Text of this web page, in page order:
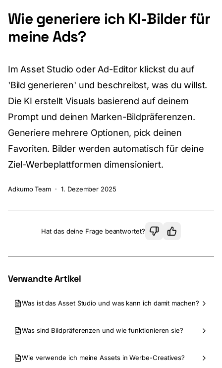
Wie generiere ich KI-Bilder für
meine Ads?
Im Asset Studio oder Ad-Editor klickst du auf
'Bild generieren' und beschreibst, was du willst.
Die KI erstellt Visuals basierend auf deinem
Prompt und deinen Marken-Bildpräferenzen.
Generiere mehrere Optionen, pick deinen
Favoriten. Bilder werden automatisch für deine
Ziel-Werbeplattformen dimensioniert.
Adkumo Team · 1. Dezember 2025
Hat das deine Frage beantwortet?
Verwandte Artikel
Was ist das Asset Studio und was kann ich damit machen?
Was sind Bildpräferenzen und wie funktionieren sie?
Wie verwende ich meine Assets in Werbe-Creatives?